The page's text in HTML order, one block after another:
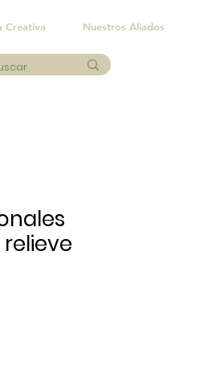
Creativa Nuestros Aliados